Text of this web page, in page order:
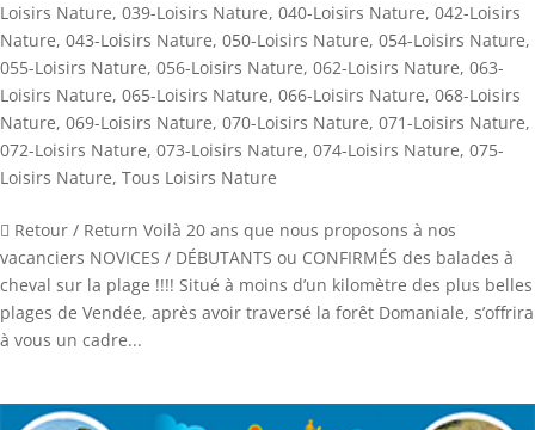
Loisirs Nature, 039-Loisirs Nature, 040-Loisirs Nature, 042-Loisirs
Nature, 043-Loisirs Nature, 050-Loisirs Nature, 054-Loisirs Nature,
055-Loisirs Nature, 056-Loisirs Nature, 062-Loisirs Nature, 063-
Loisirs Nature, 065-Loisirs Nature, 066-Loisirs Nature, 068-Loisirs
Nature, 069-Loisirs Nature, 070-Loisirs Nature, 071-Loisirs Nature,
072-Loisirs Nature, 073-Loisirs Nature, 074-Loisirs Nature, 075-
Loisirs Nature, Tous Loisirs Nature
 Retour / Return Voilà 20 ans que nous proposons à nos
vacanciers NOVICES / DÉBUTANTS ou CONFIRMÉS des balades à
cheval sur la plage !!!! Situé à moins d’un kilomètre des plus belles
plages de Vendée, après avoir traversé la forêt Domaniale, s’offrira
à vous un cadre...